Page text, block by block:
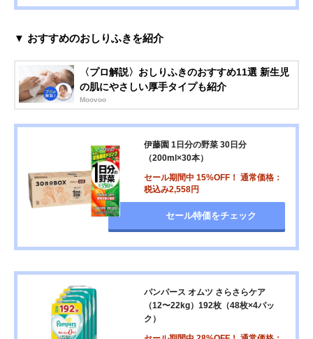
▼ おすすめのおしりふきを紹介
〈プロ解説〉おしりふきのおすすめ11選 新生児
の肌にやさしい厚手タイプも紹介
Moovoo
伊藤園 1日分の野菜 30日分
（200ml×30本）
セール期間中 15%OFF！ 通常価格：
税込み2,558円
セール特価をチェック
パンパース オムツ さらさらケア
（12〜22kg）192枚（48枚×4パッ
ク）